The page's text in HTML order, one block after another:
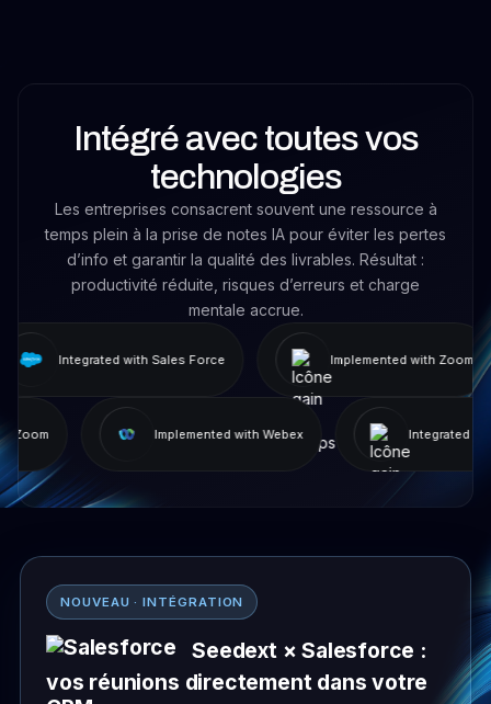
Intégré avec toutes vos
technologies
Les entreprises consacrent souvent une ressource à
temps plein à la prise de notes IA pour éviter les pertes
d’info et garantir la qualité des livrables. Résultat :
productivité réduite, risques d’erreurs et charge
mentale accrue.
Integrated with Sales Force Implemented with Zoom
with Zoom Implemented with Webex
NOUVEAU · INTÉGRATION
Seedext × Salesforce :
vos réunions directement dans votre